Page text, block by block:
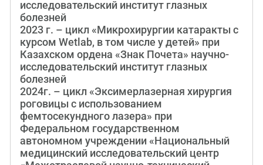
исследовательский институт глазных
болезней
2023 г. – цикл «Микрохирургии катаракты с
курсом Wetlab, в том числе у детей» при
Казахском ордена «Знак Почета» научно-
исследовательский институт глазных
болезней
2024г. – цикл «Эксимерлазерная хирургия
роговицы с использованием
фемтосекундного лазера» при
Федеральном государственном
автономном учреждении «Национальный
медицинский исследовательский центр